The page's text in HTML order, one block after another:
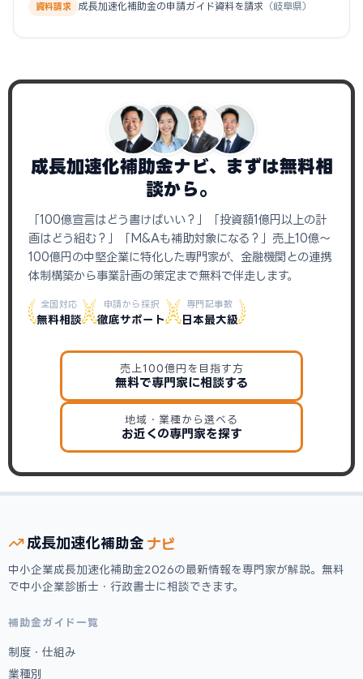
資料請求 成長加速化補助金の申請ガイド資料を請求 （岐阜県）
成長加速化補助金ナビ、まずは無料相
談から。
「100億宣言はどう書けばいい？」「投資額1億円以上の計
画はどう組む？」「M&Aも補助対象になる？」売上10億〜
100億円の中堅企業に特化した専門家が、金融機関との連携
体制構築から事業計画の策定まで無料で伴走します。
全国対応
無料相談
申請から採択
徹底サポート
専門記事数
日本最大級
売上100億円を目指す方
無料で専門家に相談する
地域・業種から選べる
お近くの専門家を探す
成長加速化補助金 ナビ
中小企業成長加速化補助金2026の最新情報を専門家が解説。無料
で中小企業診断士・行政書士に相談できます。
補助金ガイド一覧
制度・仕組み
業種別